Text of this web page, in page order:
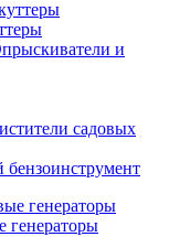
и
садовых
генераторы
генераторы